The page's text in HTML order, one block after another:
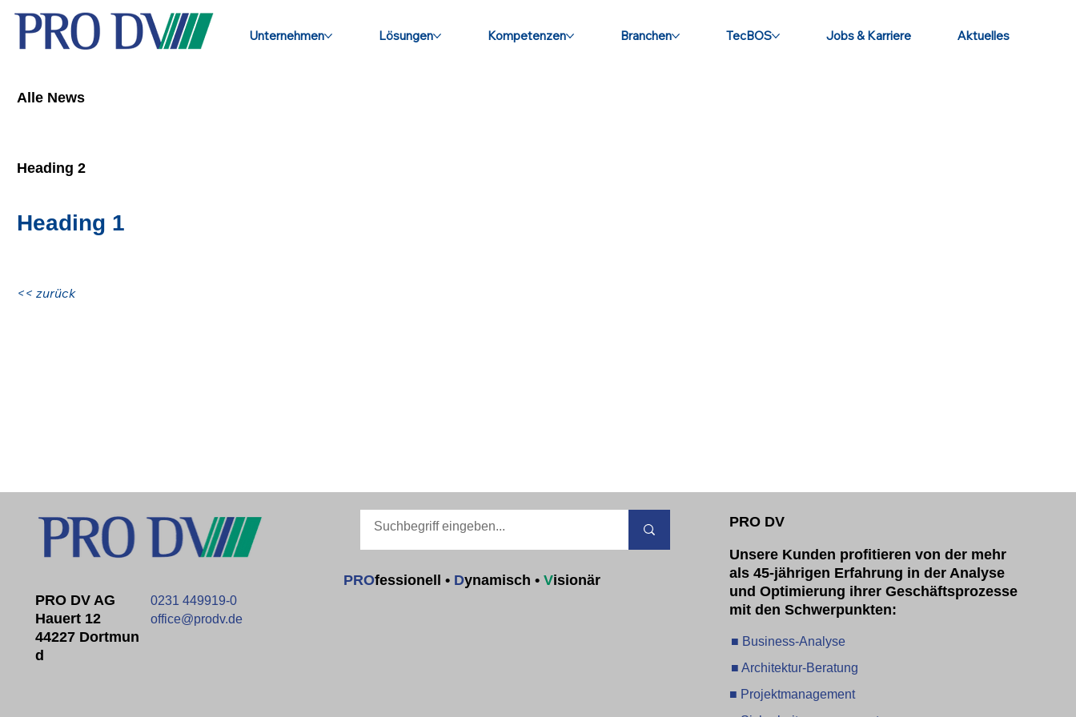
Unternehmen Lösungen Kompetenzen Branchen TecBOS Jobs & Karriere Aktuelles
Alle News
Heading 2
Heading 1
<< zurück
PRO DV AG
Hauert 12
44227 Dortmun
D
0231 449919-0
office@prodv.de
PROfessionell • Dynamisch •Visionär
PRO DV
Unsere Kunden profitieren von der mehr
als 45-jährigen Erfahrung in der Analyse
und Optimierung ihrer Geschäftsprozesse
mit den Schwerpunkten:
■ Business-Analyse
■ Architektur-Beratung
■ Projektmanagement